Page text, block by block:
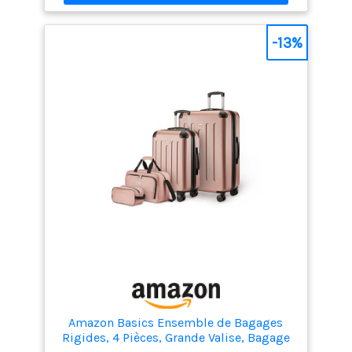
ABS très épaisse et résistante aux rayures avec des
bords renforcés pour une résistance et une
protection accrues, tandis que le sac fourre-tout et
le sac de voyage compact sont fabriqués dans un
design extensible, offrant jusqu’à 15 % d’espace en
plus afin de maximiser l’espace pour les voyages
plus longs. EMPILABLE ET FACILE À TRANSPORTER :
Toutes les pièces s’emboîtent les unes dans les
autres pour un rangement peu encombrant, tandis
que le sac fourre-tout et le sac de voyage compact
peuvent être facilement empilés sur la valise pour
un transport pratique et sans tracas. MOBILITÉ
Amazon Basics Ensemble de Bagages
Rigides, 4 Pièces, Grande Valise, Bagage
-13%